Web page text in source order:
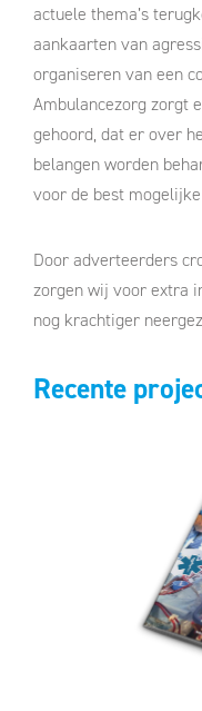
actuele thema’s
aankaarten van
organiseren van een
Ambulancezorg zorgt
gehoord, dat er over
belangen worden
voor de best
Door adverteerders
zorgen wij voor extra
nog krachtiger
Recente